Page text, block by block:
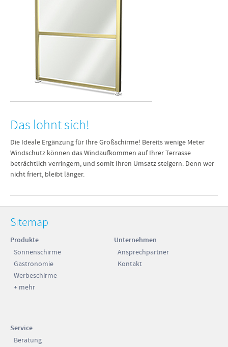
Das lohnt sich!
Die Ideale Ergänzung für Ihre Großschirme! Bereits wenige Meter
Windschutz können das Windaufkommen auf Ihrer Terrasse
beträchtlich verringern, und somit Ihren Umsatz steigern. Denn wer
nicht friert, bleibt länger.
Sitemap
Produkte
Sonnenschirme
Gastronomie
Werbeschirme
+ mehr
Unternehmen
Ansprechpartner
Kontakt
Service
Beratung